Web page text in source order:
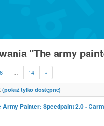
"The army
6 14 »
(pokaż tylko dostępne)
Army Painter: Speedpaint 2.0 -